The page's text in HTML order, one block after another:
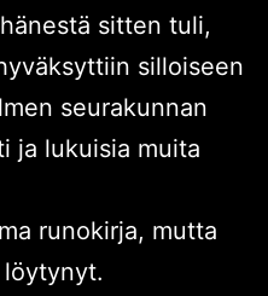
sitten tuli,
silloiseen
seurakunnan
ja lukuisia muita
runokirja, mutta
löytynyt.